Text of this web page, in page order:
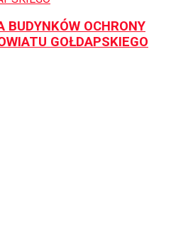
OCHRONY
GOŁDAPSKIEGO